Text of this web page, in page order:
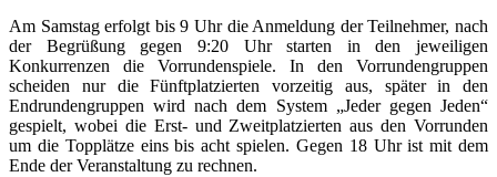
Am Samstag erfolgt bis 9 Uhr die Anmeldung der Teilnehmer, nach
der Begrüßung gegen 9:20 Uhr starten in den jeweiligen
Konkurrenzen die Vorrundenspiele. In den Vorrundengruppen
scheiden nur die Fünftplatzierten vorzeitig aus, später in den
Endrundengruppen wird nach dem System „Jeder gegen Jeden“
gespielt, wobei die Erst- und Zweitplatzierten aus den Vorrunden
um die Topplätze eins bis acht spielen. Gegen 18 Uhr ist mit dem
Ende der Veranstaltung zu rechnen.